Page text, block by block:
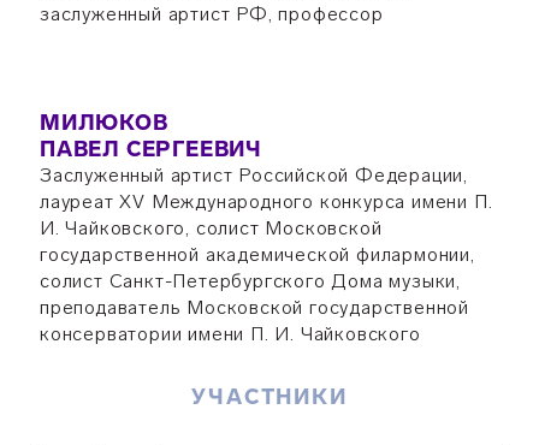
заслуженный артист РФ, профессор
МИЛЮКОВ
ПАВЕЛ СЕРГЕЕВИЧ
Заслуженный артист Российской Федерации,
лауреат XV Международного конкурса имени П.
И. Чайковского, солист Московской
государственной академической филармонии,
солист Санкт-Петербургского Дома музыки,
преподаватель Московской государственной
консерватории имени П. И. Чайковского
УЧАСТНИКИ